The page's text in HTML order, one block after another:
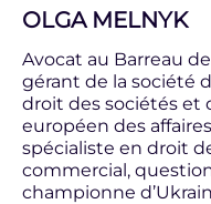
OLGA MELNYK
Avocat au Barreau
gérant de la société
droit des sociétés et
européen des
spécialiste en droit
commercial,
championne